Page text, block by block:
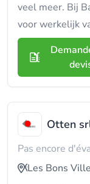
veel meer. Bij
voor werkelijk
Otten
Pas encore
Les Bons